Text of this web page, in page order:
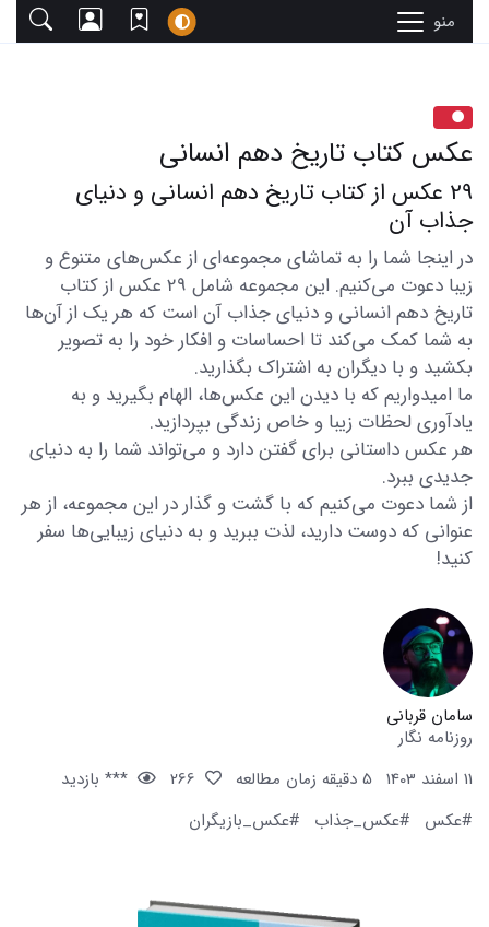
منو
عکس کتاب تاریخ دهم انسانی
29 عکس از کتاب تاریخ دهم انسانی و دنیای
جذاب آن
در اینجا شما را به تماشای مجموعه‌ای از عکس‌های متنوع و
زیبا دعوت می‌کنیم. این مجموعه شامل 29 عکس از کتاب
تاریخ دهم انسانی و دنیای جذاب آن است که هر یک از آن‌ها
به شما کمک می‌کند تا احساسات و افکار خود را به تصویر
بکشید و با دیگران به اشتراک بگذارید.
ما امیدواریم که با دیدن این عکس‌ها، الهام بگیرید و به
یادآوری لحظات زیبا و خاص زندگی بپردازید.
هر عکس داستانی برای گفتن دارد و می‌تواند شما را به دنیای
جدیدی ببرد.
از شما دعوت می‌کنیم که با گشت و گذار در این مجموعه، از هر
عنوانی که دوست دارید، لذت ببرید و به دنیای زیبایی‌ها سفر
کنید!
سامان قربانی
روزنامه نگار
11 اسفند 1403
5 دقیقه زمان مطالعه
*** بازدید
#عکس
#عکس_جذاب #عکس_بازیگران